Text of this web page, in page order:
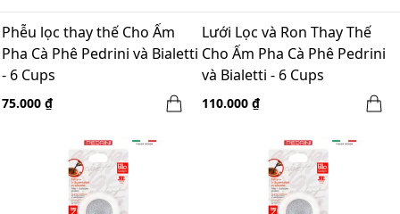
Phễu lọc thay thế Cho Ấm
Pha Cà Phê Pedrini và Bialetti
- 6 Cups
75.000 ₫
Lưới Lọc và Ron Thay Thế
Cho Ấm Pha Cà Phê Pedrini
và Bialetti - 6 Cups
110.000 ₫